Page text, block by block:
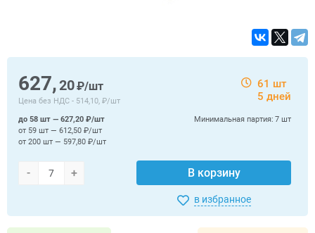
627,20₽/шт
Цена без НДС - 514,10, ₽/шт
61 шт
5 дней
- + В корзину
Минимальная партия: 7 шт
до 58 шт — 627,20 ₽/шт
от 59 шт — 612,50 ₽/шт
от 200 шт — 597,80 ₽/шт
в избранное